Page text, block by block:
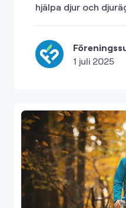
hjälpa djur och
1 juli 2025